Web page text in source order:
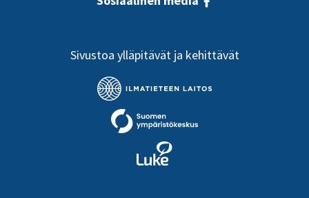
Sivustoa ylläpitävät ja kehittävät